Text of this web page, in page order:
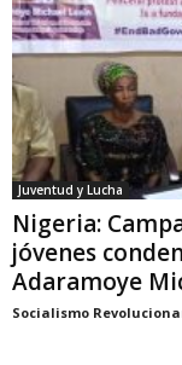
Juventud y Lucha
Nigeria:
jóvenes
Adaramoye
Socialismo